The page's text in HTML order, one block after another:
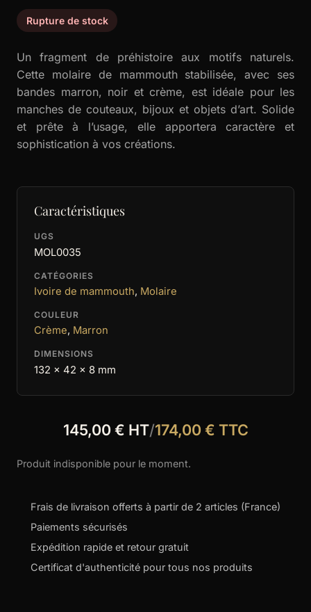
Rupture de stock
Un fragment de préhistoire aux motifs naturels.
Cette molaire de mammouth stabilisée, avec ses
bandes marron, noir et crème, est idéale pour les
manches de couteaux, bijoux et objets d’art. Solide
et prête à l’usage, elle apportera caractère et
sophistication à vos créations.
Caractéristiques
UGS
MOL0035
CATÉGORIES
Ivoire de mammouth, Molaire
COULEUR
Crème, Marron
DIMENSIONS
132 x 42 x 8 mm
145,00 € HT/174,00 € TTC
Produit indisponible pour le moment.
Frais de livraison offerts à partir de 2 articles (France)
Paiements sécurisés
Expédition rapide et retour gratuit
Certificat d'authenticité pour tous nos produits